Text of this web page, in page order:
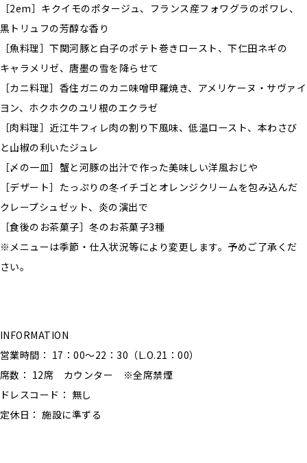
［2em］キクイモのポタージュ、フランス産フォワグラのポワレ、
黒トリュフの芳醇な香り
［魚料理］下関河豚と白子のポテト巻きロースト、下仁田ネギの
キャラメリゼ、唐墨の雪を降らせて
［カニ料理］香住ガニのカニ味噌甲羅焼き、アメリケーヌ・サヴァイ
ヨン、ホクホクのユリ根のエクラゼ
［肉料理］近江牛フィレ肉の割り下風味、低温ロースト、本わさび
と山椒の利いたジュレ
［〆の一皿］蟹と河豚の出汁で作った美味しい洋風おじや
［デザート］たっぷりの冬イチゴとオレンジクリームを包み込んだ
クレープシュゼット、炎の演出で
［食後のお茶菓子］冬のお茶菓子3種
※メニューは季節・仕入状況等により変更します。予めご了承くだ
さい。
INFORMATION
営業時間： 17：00～22：30（L.O.21：00）
席数： 12席 カウンター ※全席禁煙
ドレスコード： 無し
定休日： 施設に準ずる